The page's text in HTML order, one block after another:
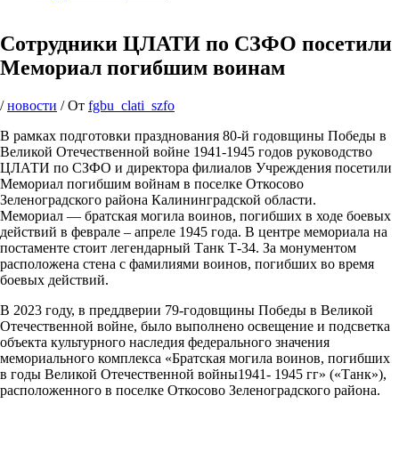
Сотрудники ЦЛАТИ по СЗФО посетили
Мемориал погибшим воинам
/новости / От fgbu_clati_szfo
В рамках подготовки празднования 80-й годовщины Победы в
Великой Отечественной войне 1941-1945 годов руководство
ЦЛАТИ по СЗФО и директора филиалов Учреждения посетили
Мемориал погибшим войнам в поселке Откосово
Зеленоградского района Калининградской области.
Мемориал — братская могила воинов, погибших в ходе боевых
действий в феврале – апреле 1945 года. В центре мемориала на
постаменте стоит легендарный Танк Т-34. За монументом
расположена стена с фамилиями воинов, погибших во время
боевых действий.
В 2023 году, в преддверии 79-годовщины Победы в Великой
Отечественной войне, было выполнено освещение и подсветка
объекта культурного наследия федерального значения
мемориального комплекса «Братская могила воинов, погибших
в годы Великой Отечественной войны1941- 1945 гг» («Танк»),
расположенного в поселке Откосово Зеленоградского района.